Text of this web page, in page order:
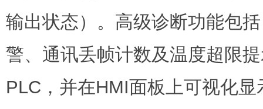
输出状态）。高级诊断功能包
警、通讯丢帧计数及温度超限
PLC，并在HMI面板上可视化